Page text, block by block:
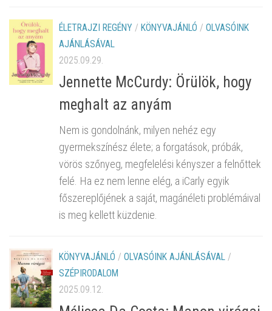
ÉLETRAJZI REGÉNY / KÖNYVAJÁNLÓ / OLVASÓINK
AJÁNLÁSÁVAL
2025.09.29.
Jennette McCurdy: Örülök, hogy
meghalt az anyám
Nem is gondolnánk, milyen nehéz egy
gyermekszínész élete; a forgatások, próbák,
vörös szőnyeg, megfelelési kényszer a felnőttek
felé. Ha ez nem lenne elég, a iCarly egyik
főszereplőjének a saját, magánéleti problémáival
is meg kellett küzdenie.
KÖNYVAJÁNLÓ / OLVASÓINK AJÁNLÁSÁVAL /
SZÉPIRODALOM
2025.09.12.